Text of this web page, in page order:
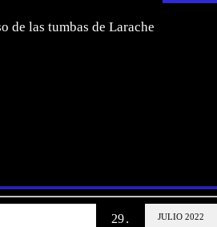
de las tumbas de Larache
29. JULIO 2022